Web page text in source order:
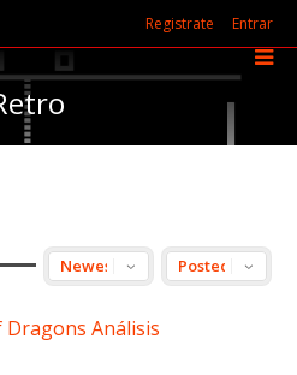
Registrate Entrar
Dragons Análisis